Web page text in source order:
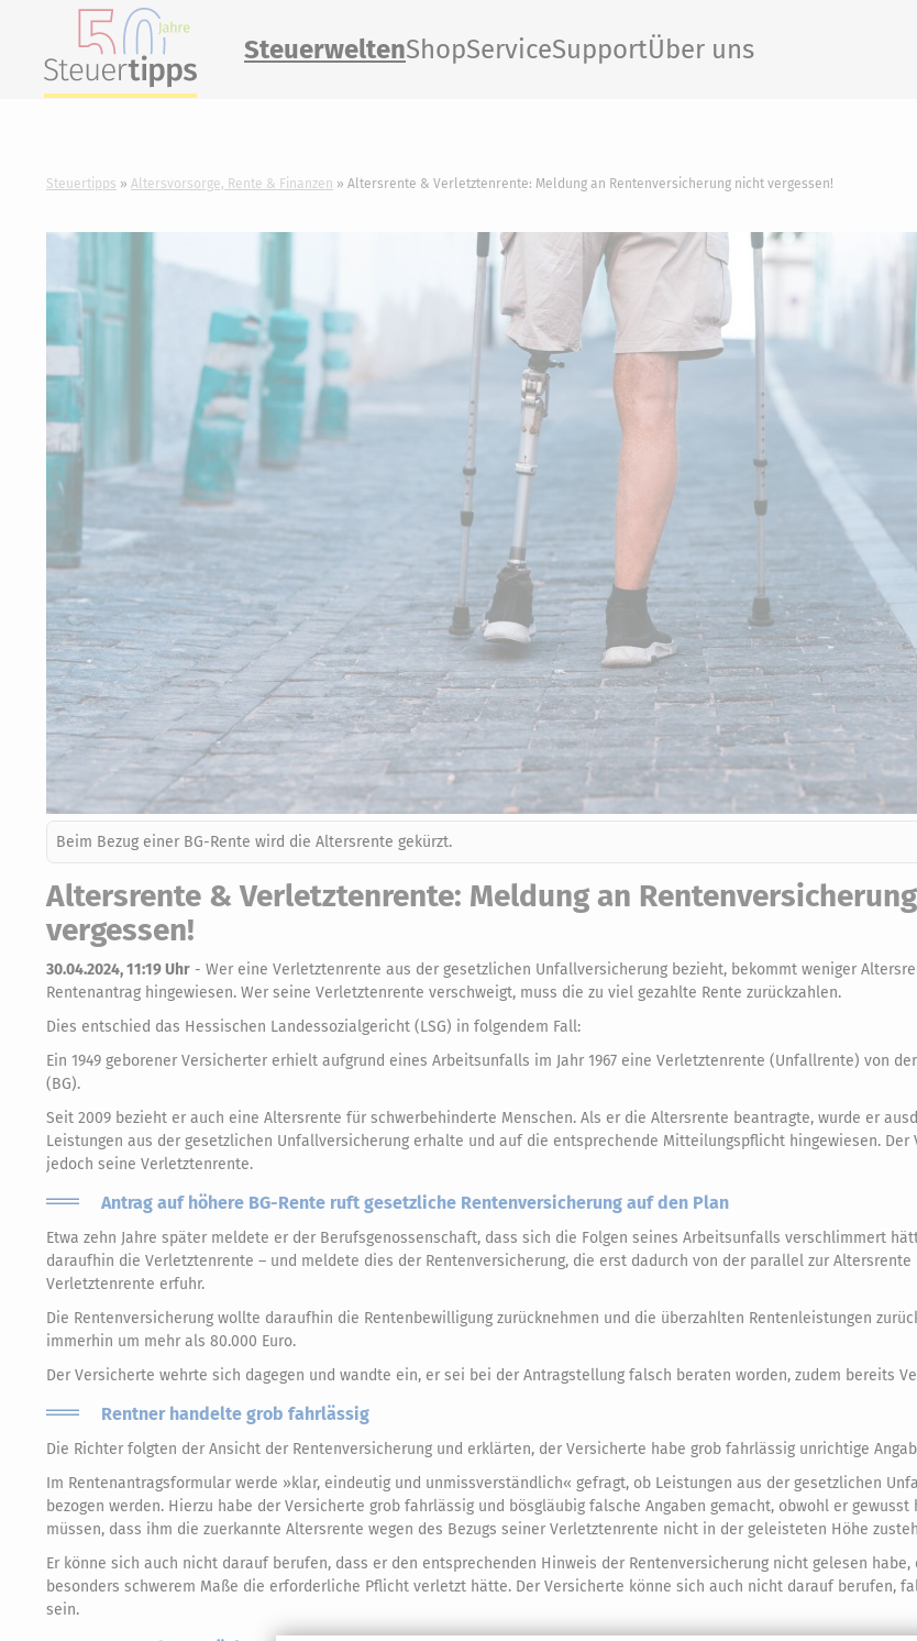
SteuerweltenShopServiceSupportÜber uns
Steuertipps Altersvorsorge, Rente & Finanzen Altersrente & Verletztenrente: Meldung an Rentenversicherung nicht vergessen!
Beim Bezug einer BG-Rente wird die Altersrente gekürzt.
Altersrente & Verletztenrente: Meldung an
vergessen!
30.04.2024, 11:19 Uhr - Wer eine Verletztenrente aus der gesetzlichen Unfallversicherung bezieht, bekommt weniger
Rentenantrag hingewiesen. Wer seine Verletztenrente verschweigt, muss die zu viel gezahlte Rente zurückzahlen.
Dies entschied das Hessischen Landessozialgericht (LSG) in folgendem Fall:
Ein 1949 geborener Versicherter erhielt aufgrund eines Arbeitsunfalls im Jahr 1967 eine Verletztenrente (Unfallrente) von
(BG).
Seit 2009 bezieht er auch eine Altersrente für schwerbehinderte Menschen. Als er die Altersrente beantragte, wurde er
Leistungen aus der gesetzlichen Unfallversicherung erhalte und auf die entsprechende Mitteilungspflicht hingewiesen. Der
jedoch seine Verletztenrente.
Antrag auf höhere BG-Rente ruft gesetzliche Rentenversicherung auf den Plan
Etwa zehn Jahre später meldete er der Berufsgenossenschaft, dass sich die Folgen seines Arbeitsunfalls verschlimmert
daraufhin die Verletztenrente – und meldete dies der Rentenversicherung, die erst dadurch von der parallel zur Altersrente
Verletztenrente erfuhr.
Die Rentenversicherung wollte daraufhin die Rentenbewilligung zurücknehmen und die überzahlten Rentenleistungen
immerhin um mehr als 80.000 Euro.
Der Versicherte wehrte sich dagegen und wandte ein, er sei bei der Antragstellung falsch beraten worden, zudem bereits
Rentner handelte grob fahrlässig
Die Richter folgten der Ansicht der Rentenversicherung und erklärten, der Versicherte habe grob fahrlässig unrichtige
Im Rentenantragsformular werde »klar, eindeutig und unmissverständlich« gefragt, ob Leistungen aus der gesetzlichen
bezogen werden. Hierzu habe der Versicherte grob fahrlässig und bösgläubig falsche Angaben gemacht, obwohl er
müssen, dass ihm die zuerkannte Altersrente wegen des Bezugs seiner Verletztenrente nicht in der geleisteten Höhe
Er könne sich auch nicht darauf berufen, dass er den entsprechenden Hinweis der Rentenversicherung nicht gelesen habe,
besonders schwerem Maße die erforderliche Pflicht verletzt hätte. Der Versicherte könne sich auch nicht darauf berufen,
sein.